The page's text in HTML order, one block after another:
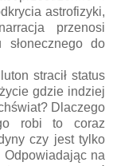
astrofizyki,
przenosi
słonecznego do
stracił status
gdzie indziej
Dlaczego
robi to coraz
czy jest tylko
na